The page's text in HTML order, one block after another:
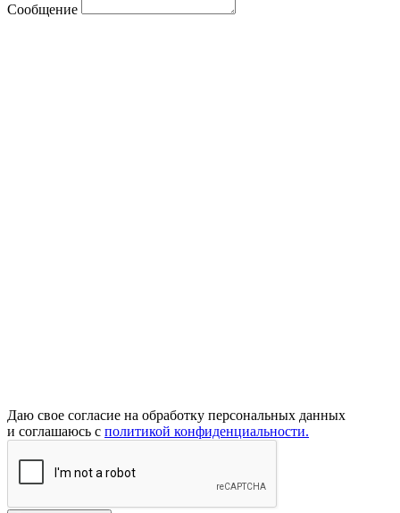
Сообщение
Даю свое согласие на обработку персональных данных
и соглашаюсь с политикой конфиденциальности.